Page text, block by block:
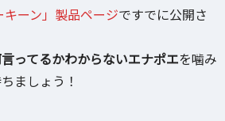
ーン」製品ページですでに公開さ
ってるかわからないエナポエを噛み
ましょう！